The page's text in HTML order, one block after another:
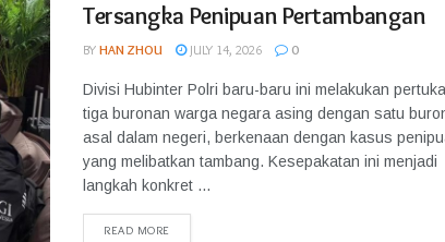
Tersangka Penipuan Pertambangan
BY HAN ZHOU JULY 14, 2026 0
Divisi Hubinter Polri baru-baru ini melakukan
tiga buronan warga negara asing dengan satu
asal dalam negeri, berkenaan dengan kasus
yang melibatkan tambang. Kesepakatan ini menjadi
langkah konkret ...
READ MORE